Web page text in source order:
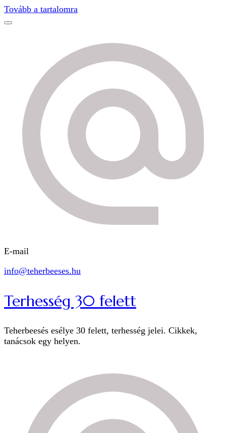
Tovább a tartalomra
E-mail
info@teherbeeses.hu
Terhesség 30 felett
Teherbeesés esélye 30 felett, terhesség jelei. Cikkek,
tanácsok egy helyen.